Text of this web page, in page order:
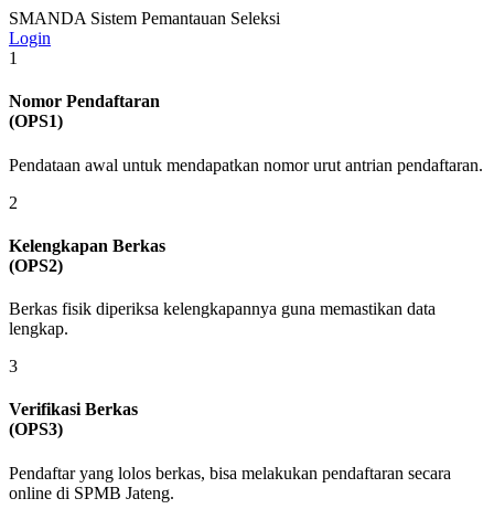
SMANDA Sistem Pemantauan Seleksi
Login
1
Nomor Pendaftaran
(OPS1)
Pendataan awal untuk mendapatkan nomor urut antrian pendaftaran.
2
Kelengkapan Berkas
(OPS2)
Berkas fisik diperiksa kelengkapannya guna memastikan data
lengkap.
3
Verifikasi Berkas
(OPS3)
Pendaftar yang lolos berkas, bisa melakukan pendaftaran secara
online di SPMB Jateng.